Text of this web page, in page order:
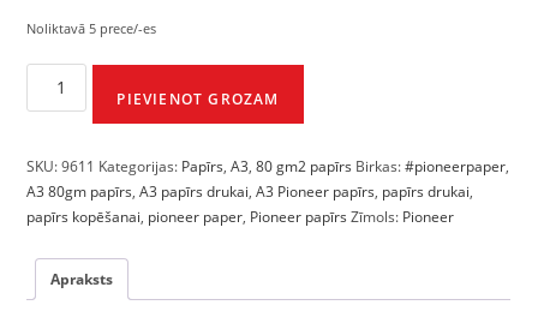
Noliktavā 5 prece/-es
PIEVIENOT GROZAM
SKU:9611 Kategorijas: Papīrs,A3,80 gm2 papīrs Birkas:#pioneerpaper,
A3 80gm papīrs,A3 papīrs drukai,A3 Pioneer papīrs, papīrs drukai,
papīrs kopēšanai, pioneer paper, Pioneer papīrs Zīmols: Pioneer
Apraksts